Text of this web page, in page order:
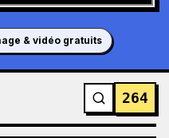
& vidéo gratuits
264